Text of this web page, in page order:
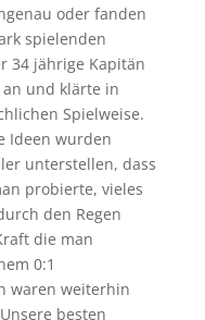
oder fanden
spielenden
34 jährige Kapitän
und klärte in
Spielweise.
Ideen wurden
unterstellen, dass
probierte, vieles
den Regen
die man
0:1
waren weiterhin
besten